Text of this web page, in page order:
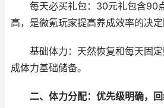
每天必买礼包：30元礼包含90
高，是微氪玩家提高养成效率的决定
基础体力：天然恢复和每天固定
成体力基础储备。
二、体力分配：优先级明确，